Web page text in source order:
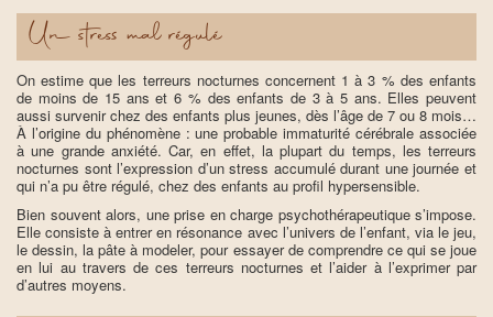
Un stress mal régulé
On estime que les terreurs nocturnes concernent 1 à 3 % des enfants
de moins de 15 ans et 6 % des enfants de 3 à 5 ans. Elles peuvent
aussi survenir chez des enfants plus jeunes, dès l’âge de 7 ou 8 mois…
À l’origine du phénomène : une probable immaturité cérébrale associée
à une grande anxiété. Car, en effet, la plupart du temps, les terreurs
nocturnes sont l’expression d’un stress accumulé durant une journée et
qui n’a pu être régulé, chez des enfants au profil hypersensible.
Bien souvent alors, une prise en charge psychothérapeutique s’impose.
Elle consiste à entrer en résonance avec l’univers de l’enfant, via le jeu,
le dessin, la pâte à modeler, pour essayer de comprendre ce qui se joue
en lui au travers de ces terreurs nocturnes et l’aider à l’exprimer par
d’autres moyens.